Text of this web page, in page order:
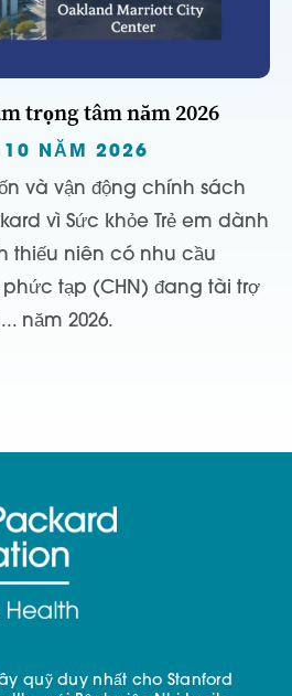
trọng tâm năm 2026
10 NĂM 2026
và vận động chính sách
vì Sức khỏe Trẻ em dành
thiếu niên có nhu cầu
tạp (CHN) đang tài trợ
năm 2026.
quỹ duy nhất cho Stanford